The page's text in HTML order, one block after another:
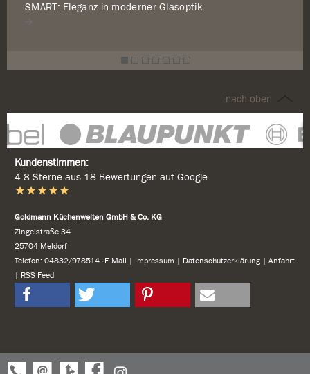
SMART: Eleganz in moderner Glasoptik
nach oben
Kundenstimmen:
4.8 Sterne aus 18 Bewertungen auf Google
Goldmann Küchenwelten GmbH & Co. KG
Zingelstraße 34
25704 Meldorf
Telefon: 04832/978514· E-Mail | Impressum | Datenschutzerklärung| Anfahrt
| RSS Feed